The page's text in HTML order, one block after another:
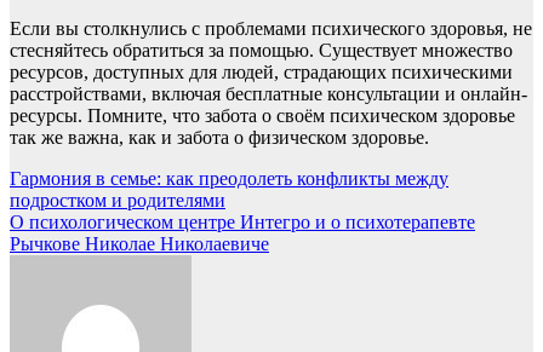
Если вы столкнулись с проблемами психического здоровья, не
стесняйтесь обратиться за помощью. Существует множество
ресурсов, доступных для людей, страдающих психическими
расстройствами, включая бесплатные консультации и онлайн-
ресурсы. Помните, что забота о своём психическом здоровье
так же важна, как и забота о физическом здоровье.
Навигация
по
записям
Гармония в семье: как преодолеть конфликты между
подростком и родителями
О психологическом центре Интегро и о психотерапевте
Рычкове Николае Николаевиче